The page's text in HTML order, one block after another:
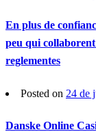
En plus de
peu qui collaborent
reglementes
Posted on 24 de
Danske Online